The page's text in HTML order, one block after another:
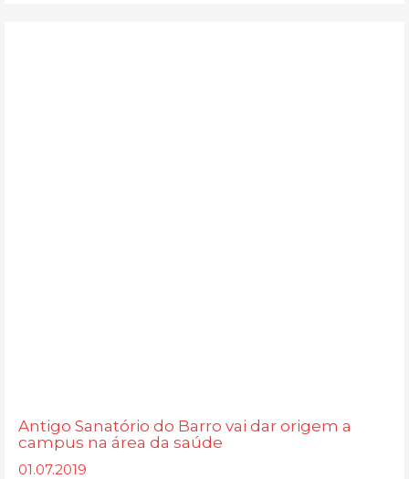
Antigo Sanatório do Barro vai dar origem a
campus na área da saúde
01.07.2019